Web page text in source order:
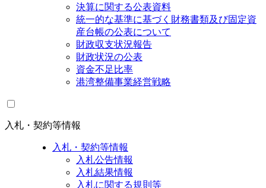
決算に関する公表資料
統一的な基準に基づく財務書類及び固定資
産台帳の公表について
財政収支状況報告
財政状況の公表
資金不足比率
港湾整備事業経営戦略
入札・契約等情報
入札・契約等情報
入札公告情報
入札結果情報
入札に関する規則等